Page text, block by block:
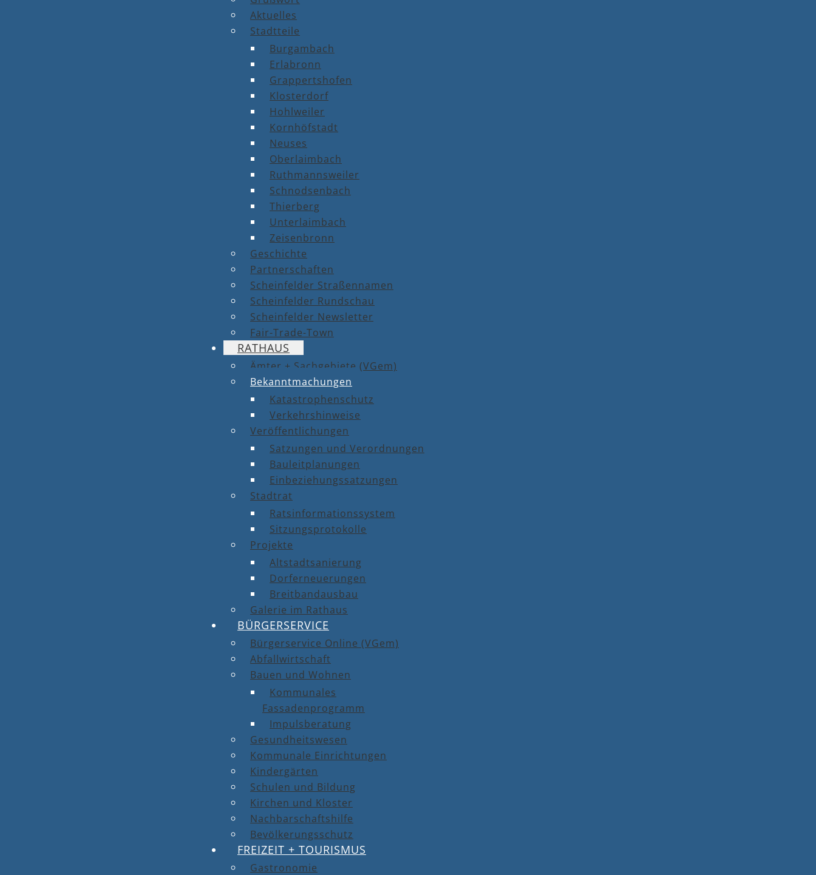
Aktuelles
Stadtteile
Burgambach
Erlabronn
Grappertshofen
Klosterdorf
Hohlweiler
Kornhöfstadt
Neuses
Oberlaimbach
Ruthmannsweiler
Schnodsenbach
Thierberg
Unterlaimbach
Zeisenbronn
Geschichte
Partnerschaften
Scheinfelder Straßennamen
Scheinfelder Rundschau
Scheinfelder Newsletter
Fair-Trade-Town
RATHAUS
Ämter + Sachgebiete (VGem)
Bekanntmachungen
Katastrophenschutz
Verkehrshinweise
Veröffentlichungen
Satzungen und Verordnungen
Bauleitplanungen
Einbeziehungssatzungen
Stadtrat
Ratsinformationssystem
Sitzungsprotokolle
Projekte
Altstadtsanierung
Dorferneuerungen
Breitbandausbau
Galerie im Rathaus
BÜRGERSERVICE
Bürgerservice Online (VGem)
Abfallwirtschaft
Bauen und Wohnen
Kommunales
Fassadenprogramm
Impulsberatung
Gesundheitswesen
Kommunale Einrichtungen
Kindergärten
Schulen und Bildung
Kirchen und Kloster
Nachbarschaftshilfe
Bevölkerungsschutz
FREIZEIT + TOURISMUS
Gastronomie